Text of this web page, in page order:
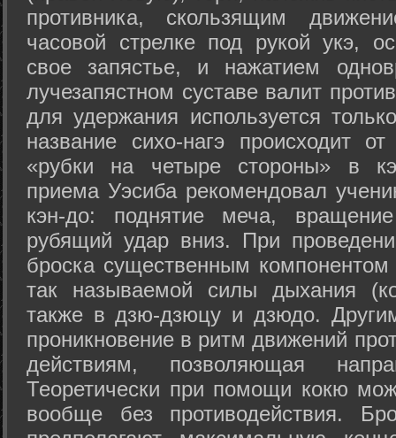
противника, скользящим
часовой стрелке под рукой укэ,
свое запястье, и нажатием
лучезапястном суставе валит
для удержания используется
название сихо-нагэ происходит
«рубки на четыре стороны» в
приема Уэсиба рекомендовал
кэн-до: поднятие меча,
рубящий удар вниз. При
броска существенным компонентом
так называемой силы дыхания
также в дзю-дзюцу и дзюдо.
проникновение в ритм движений
действиям, позволяющая
Теоретически при помощи кокю
вообще без противодействия.